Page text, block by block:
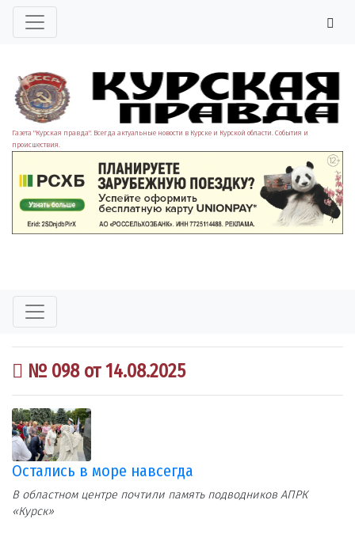
Газета "Курская правда". Всегда актуальные новости в Курске и Курской области. События и
происшествия.
№ 098 от 14.08.2025
Остались в море навсегда
В областном центре почтили память подводников АПРК
«Курск»